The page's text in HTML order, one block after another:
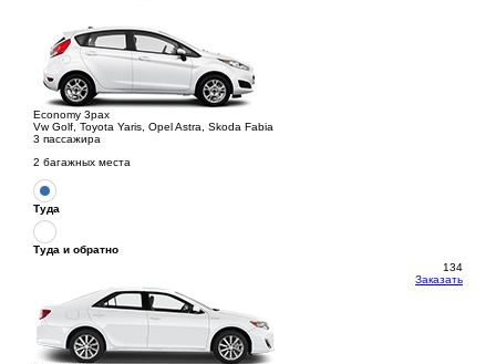
Economy 3pax
Vw Golf, Toyota Yaris, Opel Astra, Skoda Fabia
3 пассажира
2 багажных места
Туда
Туда и обратно
134
Заказать